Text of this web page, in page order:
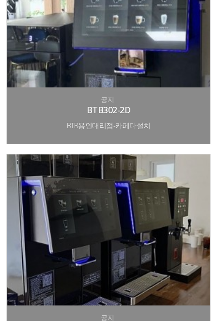
공지
BTB302-2D
BTB용인대리점-카페다설치
공지